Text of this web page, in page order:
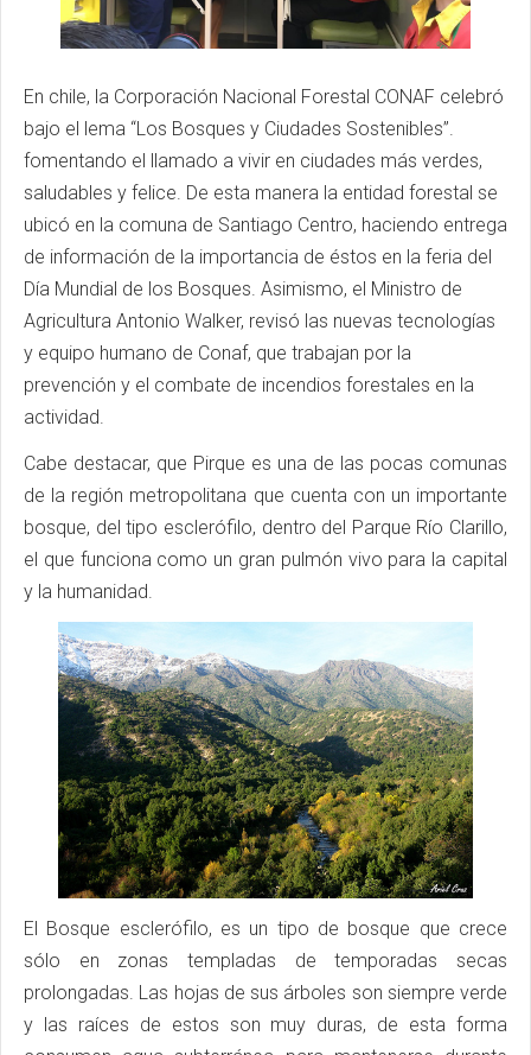
En chile, la Corporación Nacional Forestal CONAF celebró
bajo el lema “Los Bosques y Ciudades Sostenibles”.
fomentando el llamado a vivir en ciudades más verdes,
saludables y felice. De esta manera la entidad forestal se
ubicó en la comuna de Santiago Centro, haciendo entrega
de información de la importancia de éstos en la feria del
Día Mundial de los Bosques. Asimismo, el Ministro de
Agricultura Antonio Walker, revisó las nuevas tecnologías
y equipo humano de Conaf, que trabajan por la
prevención y el combate de incendios forestales en la
actividad.
Cabe destacar, que Pirque es una de las pocas comunas
de la región metropolitana que cuenta con un importante
bosque, del tipo esclerófilo, dentro del Parque Río Clarillo,
el que funciona como un gran pulmón vivo para la capital
y la humanidad.
El Bosque esclerófilo, es un tipo de bosque que crece
sólo en zonas templadas de temporadas secas
prolongadas. Las hojas de sus árboles son siempre verde
y las raíces de estos son muy duras, de esta forma